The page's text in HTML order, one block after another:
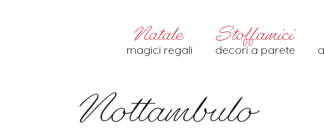
magici regali decori a parete
Nottambulo